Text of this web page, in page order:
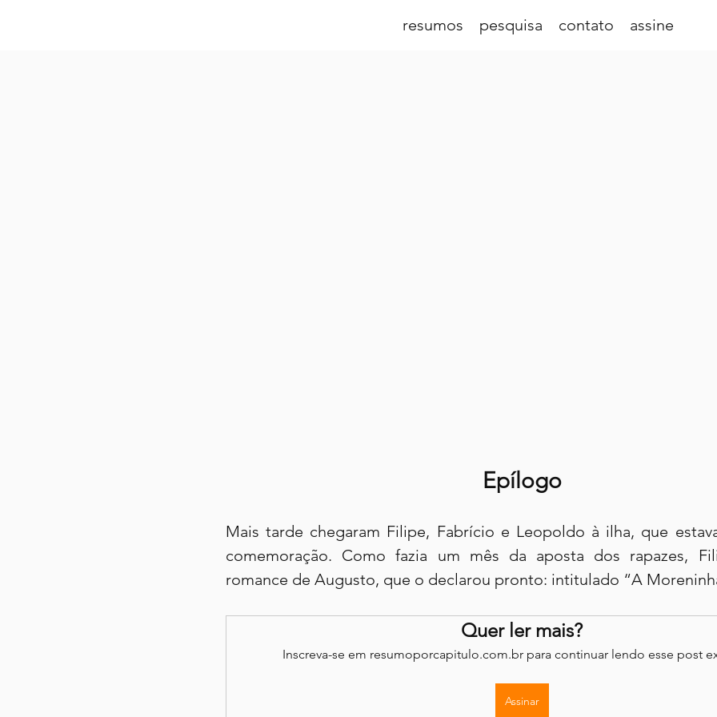
resumos pesquisa contato assine
Epílogo
Mais tarde chegaram Filipe, Fabrício e Leopoldo à ilha, que
comemoração. Como fazia um mês da aposta dos rapazes,
romance de Augusto, que o declarou pronto: intitulado “A
Quer ler mais?
Inscreva-se em resumoporcapitulo.com.br para continuar lendo esse post
Assinar